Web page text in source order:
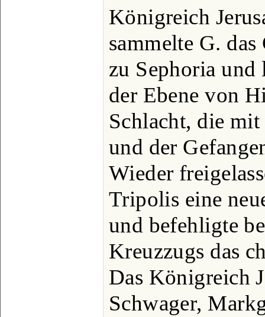
Königreich
sammelte G.
zu Sephoria
der Ebene von
Schlacht, die
und der
Wieder
Tripolis eine
und befehligte
Kreuzzugs das
Das Königreich
Schwager,